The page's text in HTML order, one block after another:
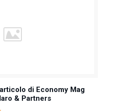
di Economy Mag
& Partners